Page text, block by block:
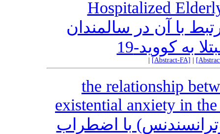
Hospitalized
با آن در سالمندان
به کووید-19
[Abstract-FA]
the relationship
existential anxiety in
با اضطراب